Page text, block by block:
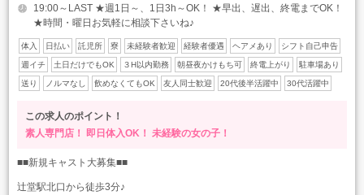
19:00～LAST ★週1日～、1日3h～OK！ ★早出、遅出、終電までOK！
★時間・曜日お気軽に相談下さいね♪
体入 日払い 託児所 寮 未経験者歓迎 経験者優遇 ヘアメあり シフト自己申告
週イチ 土日だけでもOK ３H以内勤務 朝昼夜かけもち可 終電上がり 駐車場あり
送り ノルマなし 飲めなくてもOK 友人同士歓迎 20代後半活躍中 30代活躍中
この求人のポイント！
素人専門店！
即日体入OK！ 未経験の女の子！
■■新規キャスト大募集■■
辻堂駅北口から徒歩3分♪